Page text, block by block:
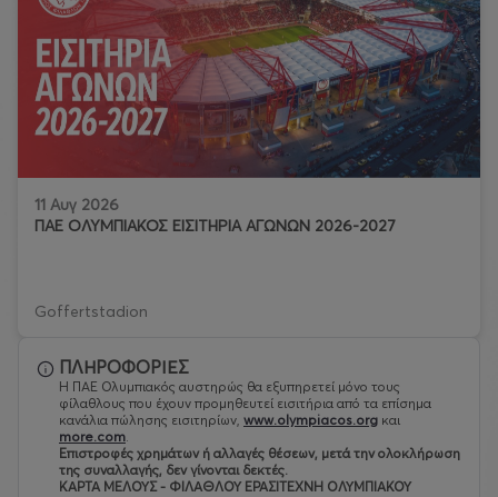
11 Αυγ 2026
ΠΑΕ ΟΛΥΜΠΙΑΚΟΣ ΕΙΣΙΤΗΡΙΑ ΑΓΩΝΩΝ 2026-2027
Goffertstadion
ΠΛΗΡΟΦΟΡΙΕΣ
Η ΠΑΕ Ολυμπιακός αυστηρώς θα εξυπηρετεί μόνο τους
φίλαθλους που έχουν προμηθευτεί εισιτήρια από τα επίσημα
κανάλια πώλησης εισιτηρίων, www.olympiacos.org και
more.com.
Eπιστροφές χρημάτων ή αλλαγές θέσεων, μετά την ολοκλήρωση
της συναλλαγής, δεν γίνονται δεκτές.
ΚΑΡΤΑ ΜΕΛΟΥΣ - ΦΙΛΑΘΛΟΥ ΕΡΑΣΙΤΕΧΝΗ ΟΛΥΜΠΙΑΚΟΥ